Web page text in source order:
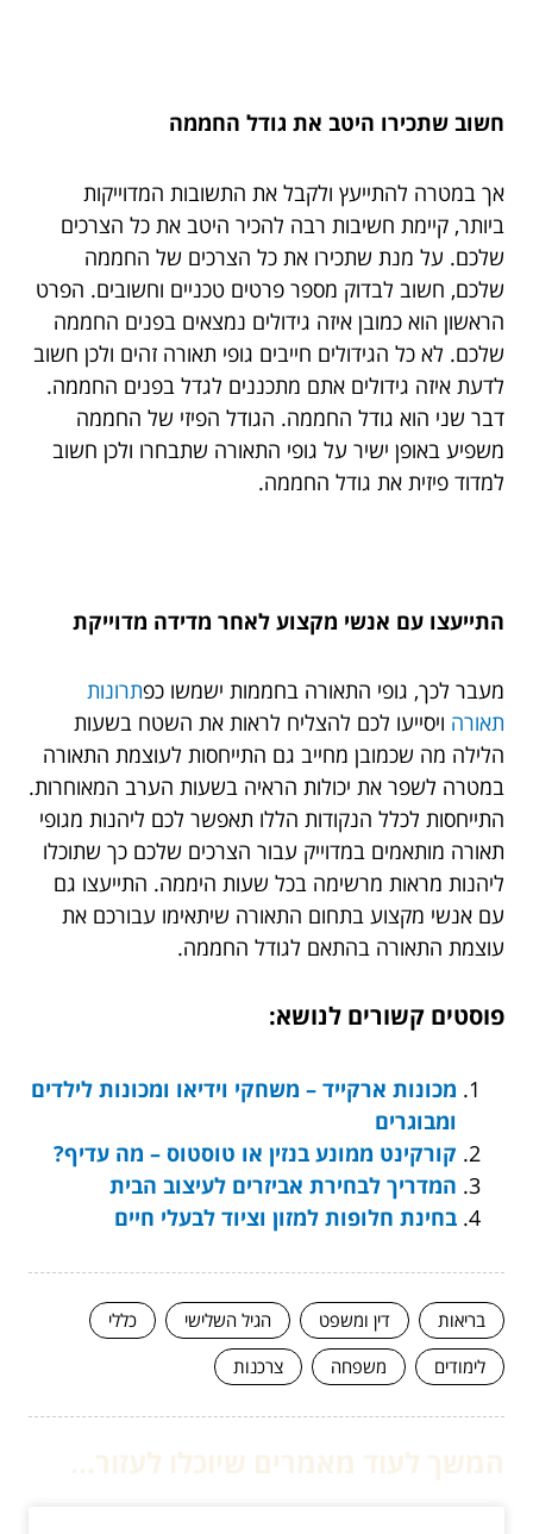
חשוב שתכירו היטב את גודל החממה
אך במטרה להתייעץ ולקבל את התשובות המדוייקות
ביותר, קיימת חשיבות רבה להכיר היטב את כל הצרכים
שלכם. על מנת שתכירו את כל הצרכים של החממה
שלכם, חשוב לבדוק מספר פרטים טכניים וחשובים. הפרט
הראשון הוא כמובן איזה גידולים נמצאים בפנים החממה
שלכם. לא כל הגידולים חייבים גופי תאורה זהים ולכן חשוב
לדעת איזה גידולים אתם מתכננים לגדל בפנים החממה.
דבר שני הוא גודל החממה. הגודל הפיזי של החממה
משפיע באופן ישיר על גופי התאורה שתבחרו ולכן חשוב
למדוד פיזית את גודל החממה.
התייעצו עם אנשי מקצוע לאחר מדידה מדוייקת
מעבר לכך, גופי התאורה בחממות ישמשו כפתרונות
תאורה ויסייעו לכם להצליח לראות את השטח בשעות
הלילה מה שכמובן מחייב גם התייחסות לעוצמת התאורה
במטרה לשפר את יכולות הראיה בשעות הערב המאוחרות.
התייחסות לכלל הנקודות הללו תאפשר לכם ליהנות מגופי
תאורה מותאמים במדוייק עבור הצרכים שלכם כך שתוכלו
ליהנות מראות מרשימה בכל שעות היממה. התייעצו גם
עם אנשי מקצוע בתחום התאורה שיתאימו עבורכם את
עוצמת התאורה בהתאם לגודל החממה.
פוסטים קשורים לנושא:
מכונות ארקייד – משחקי וידיאו ומכונות לילדים
ומבוגרים
קורקינט ממונע בנזין או טוסטוס – מה עדיף?
המדריך לבחירת אביזרים לעיצוב הבית
בחינת חלופות למזון וציוד לבעלי חיים
בריאות דין ומשפט הגיל השלישי
כללי
לימודים
משפחה צרכנות